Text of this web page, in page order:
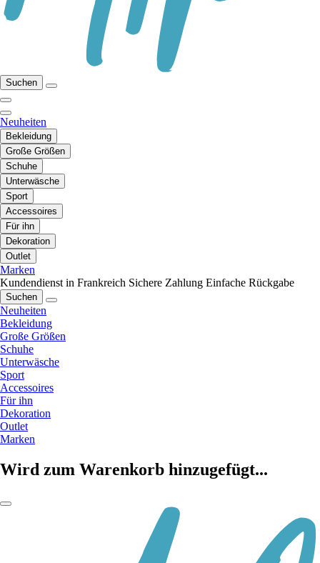
Suchen
Neuheiten
Bekleidung
Große Größen
Schuhe
Unterwäsche
Sport
Accessoires
Für ihn
Dekoration
Outlet
Marken
Kundendienst in Frankreich Sichere Zahlung Einfache Rückgabe
Suchen
Neuheiten
Bekleidung
Große Größen
Schuhe
Unterwäsche
Sport
Accessoires
Für ihn
Dekoration
Outlet
Marken
Wird zum Warenkorb hinzugefügt...